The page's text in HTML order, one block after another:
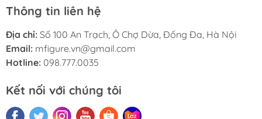
Thông tin liên hệ
Địa chỉ: Số 100 An Trạch, Ô Chợ Dừa, Đống Đa, Hà Nội
Email: mfigure.vn@gmail.com
Hotline: 098.777.0035
Kết nối với chúng tôi